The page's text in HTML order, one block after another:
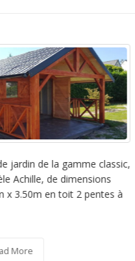
de la gamme classic,
de dimensions
3.50m en toit 2 pentes à